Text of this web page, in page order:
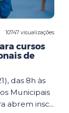
10747 visualizações
cursos
de
das 8h às
Municipais
abrem insc...